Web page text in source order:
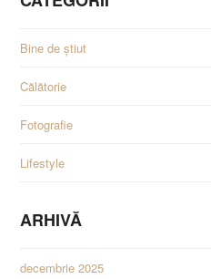
Bine de știut
Călătorie
Fotografie
Lifestyle
ARHIVĂ
decembrie 2025